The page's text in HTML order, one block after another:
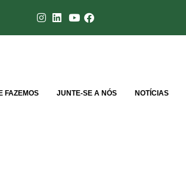
FAZEMOS JUNTE-SE A NÓS NOTÍCIAS